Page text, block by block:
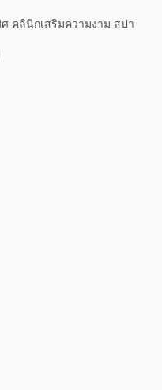
คลินิกเสริมความงาม สปา